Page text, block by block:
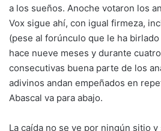
a los sueños. Anoche votaron los
Vox sigue ahí, con igual firmeza,
(pese al forúnculo que le ha
hace nueve meses y durante
consecutivas buena parte de los
adivinos andan empeñados en
Abascal va para abajo.
La caída no se ve por ningún sitio y